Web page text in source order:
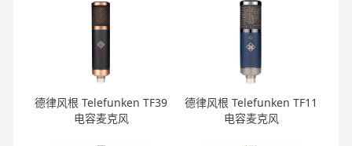
德律风根 Telefunken TF39
电容麦克风
德律风根 Telefunken TF11
电容麦克风